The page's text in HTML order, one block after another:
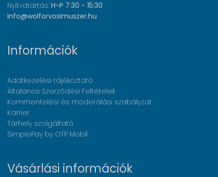
Nyitvatartás: H-P 7:30 - 15:30
info@wolforvosimuszer.hu
Információk
Adatkezelési tájékoztató
Általános Szerződési Feltételek
Kommentelési és moderálási szabályzat
Karrier
Tárhely szolgáltató
SimplePay by OTP Mobil
Vásárlási információk